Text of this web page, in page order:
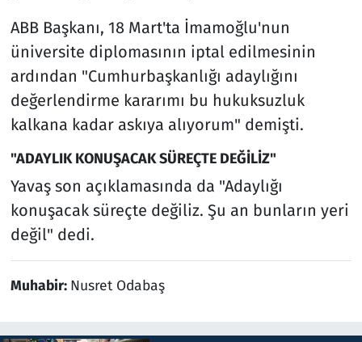
ABB Başkanı, 18 Mart'ta İmamoğlu'nun
üniversite diplomasının iptal edilmesinin
ardından "Cumhurbaşkanlığı adaylığını
değerlendirme kararımı bu hukuksuzluk
kalkana kadar askıya alıyorum" demişti.
"ADAYLIK KONUŞACAK SÜREÇTE DEĞİLİZ"
Yavaş son açıklamasında da "Adaylığı
konuşacak süreçte değiliz. Şu an bunların yeri
değil" dedi.
Muhabir: Nusret Odabaş